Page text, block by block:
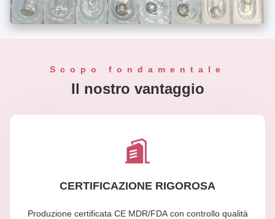
Scopo fondamentale
Il nostro vantaggio
CERTIFICAZIONE RIGOROSA
Produzione certificata CE MDR/FDA con controllo qualità